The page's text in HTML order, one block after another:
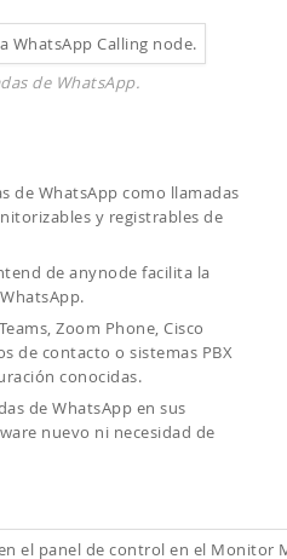
de WhatsApp.
de WhatsApp como llamadas
y registrables de
de anynode facilita la
Zoom Phone, Cisco
de contacto o sistemas PBX
conocidas.
de WhatsApp en sus
nuevo ni necesidad de